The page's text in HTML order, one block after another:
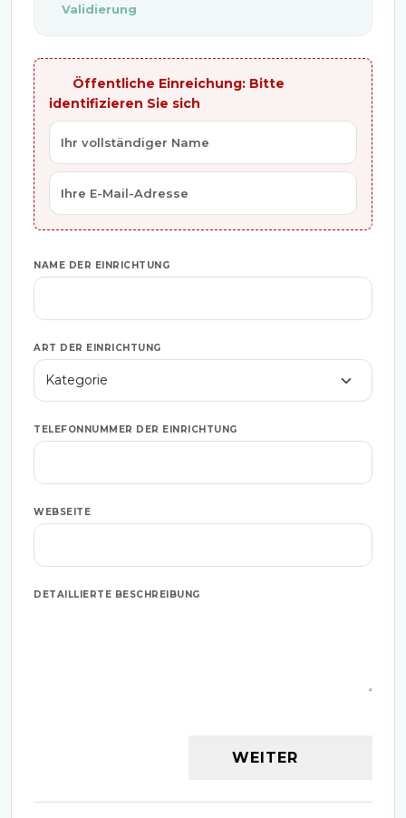
Validierung
Öffentliche Einreichung: Bitte
identifizieren Sie sich
NAME DER EINRICHTUNG
ART DER EINRICHTUNG
TELEFONNUMMER DER EINRICHTUNG
WEBSEITE
DETAILLIERTE BESCHREIBUNG
WEITER